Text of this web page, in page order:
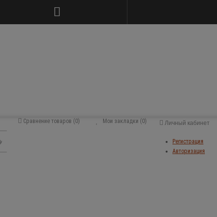
Личный кабинет
Регистрация
Авторизация
Мои закладки (0)
Сравнение товаров (0)